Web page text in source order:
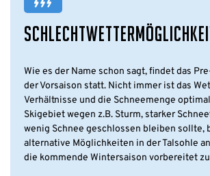
Wie es der Name schon sagt, findet das
der Vorsaison statt. Nicht immer ist das
Verhältnisse und die Schneemenge
Skigebiet wegen z.B. Sturm, starker
wenig Schnee geschlossen bleiben sollte,
alternative Möglichkeiten in der Talsohle
die kommende Wintersaison vorbereitet